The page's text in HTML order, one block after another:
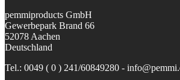
pemmiproducts GmbH
Gewerbepark Brand 66
52078 Aachen
Deutschland
Tel.: 0049 ( 0 ) 241/60849280 -